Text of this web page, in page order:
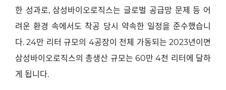
한 성과로, 삼성바이오로직스는 글로벌 공급망 문제 등 어
려운 환경 속에서도 착공 당시 약속한 일정을 준수했습니
다. 24만 리터 규모의 4공장이 전체 가동되는 2023년이면
삼성바이오로직스의 총생산 규모는 60만 4천 리터에 달하
게 됩니다.